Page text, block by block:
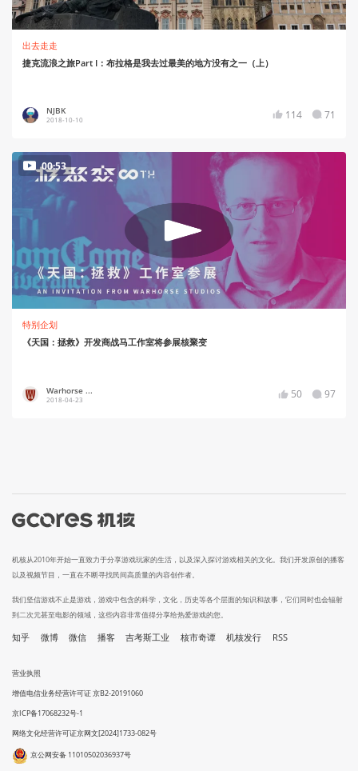
出去走走
捷克流浪之旅Part I：布拉格是我去过最美的地方没有之一（上）
NJBK
2018-10-10 114 71
00:53
特别企划
《天国：拯救》开发商战马工作室将参展核聚变
Warhorse ...
2018-04-23 50 97
机核从2010年开始一直致力于分享游戏玩家的生活，以及深入探讨游戏相关的文化。我们开发原创的播客
以及视频节目，一直在不断寻找民间高质量的内容创作者。
我们坚信游戏不止是游戏，游戏中包含的科学，文化，历史等各个层面的知识和故事，它们同时也会辐射
到二次元甚至电影的领域，这些内容非常值得分享给热爱游戏的您。
知乎 微博 微信 播客 吉考斯工业 核市奇谭 机核发行 RSS
营业执照
增值电信业务经营许可证 京B2-20191060
京ICP备17068232号-1
网络文化经营许可证京网文[2024]1733-082号
京公网安备 11010502036937号